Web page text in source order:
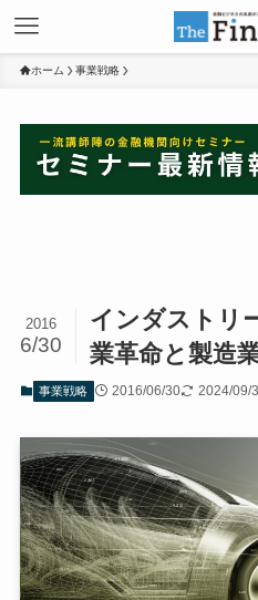
ホーム 事業戦略
インダストリ
業革命と製造
2016
6/30
事業戦略 2016/06/30 2024/09/